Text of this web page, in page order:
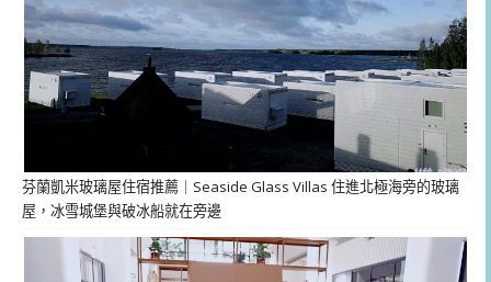
芬蘭凱米玻璃屋住宿推薦｜Seaside Glass Villas 住進北極海旁的玻璃
屋，冰雪城堡與破冰船就在旁邊